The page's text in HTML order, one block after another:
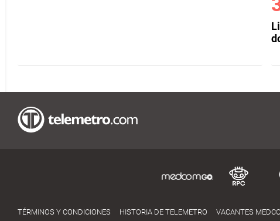
TÉRMINOS Y CONDICIONES HISTORIA DE TELEMETRO VACANTES